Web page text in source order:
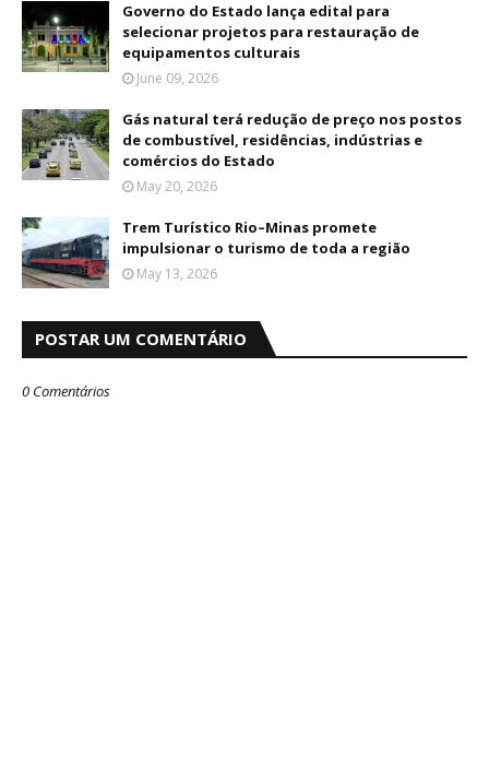
Governo do Estado lança edital para
selecionar projetos para restauração de
equipamentos culturais
June 09, 2026
Gás natural terá redução de preço nos postos
de combustível, residências, indústrias e
comércios do Estado
May 20, 2026
Trem Turístico Rio–Minas promete
impulsionar o turismo de toda a região
May 13, 2026
POSTAR UM COMENTÁRIO
0 Comentários